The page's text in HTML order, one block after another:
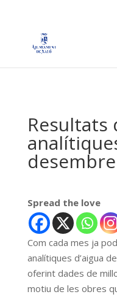
Resultats
desembre
Spread the love
Com cada mes ja
analítiques d’aigua
oferint dades de
motiu de les obres